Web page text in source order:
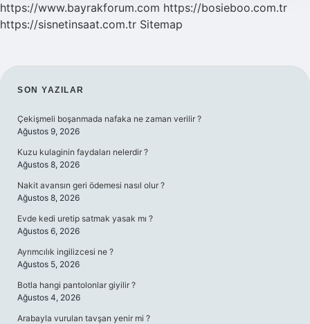
https://www.bayrakforum.com https://bosieboo.com.tr
https://sisnetinsaat.com.tr Sitemap
SIDEBAR
SON YAZILAR
Çekişmeli boşanmada nafaka ne zaman verilir ?
Ağustos 9, 2026
Kuzu kulaginin faydaları nelerdir ?
Ağustos 8, 2026
Nakit avansın geri ödemesi nasıl olur ?
Ağustos 8, 2026
Evde kedi uretip satmak yasak mı ?
Ağustos 6, 2026
Ayrımcılık ingilizcesi ne ?
Ağustos 5, 2026
Botla hangi pantolonlar giyilir ?
Ağustos 4, 2026
Arabayla vurulan tavşan yenir mi ?